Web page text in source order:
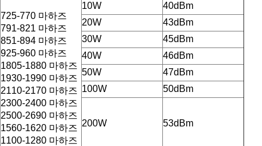
725-770 마하즈
791-821 마하즈
851-894 마하즈
925-960 마하즈
1805-1880 마하즈
1930-1990 마하즈
2110-2170 마하즈
2300-2400 마하즈
2500-2690 마하즈
1560-1620 마하즈
1100-1280 마하즈
10W
40dBm
20W
43dBm
30W
45dBm
40W
46dBm
50W
47dBm
100W
50dBm
200W 53dBm